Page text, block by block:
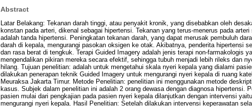
Abstract
Latar Belakang: Tekanan darah tinggi, atau penyakit kronik, yang disebabkan oleh
konstan pada arteri, dikenal sebagai hipertensi. Tekanan yang terus-menerus pada
adalah tanda hipertensi. Peningkatan tekanan darah, yang dapat merusak pembuluh
darah di kepala, mengurangi pasokan oksigen ke otak. Akibatnya, penderita hipertensi
dan rasa berat di tengkuk. Terapi Guided Imagery adalah jenis terapi non-farmakologis
mengendalikan pikiran mereka secara efektif, sehingga tubuh menjadi lebih rileks dan
hilang. Tujuan penelitian: adalah untuk mengetahui skala nyeri kepala yang dialami
dilakukan penerapan teknik Guided Imagery untuk mengurangi nyeri kepala di ruang
Meuraksa Jakarta Timur. Metode Penelitian: penelitian ini menggunakan metode
kasus. Subjek dalam penelitian ini adalah 2 orang dewasa dengan diagnosa hipertensi.
pasien mulai dari pengkajian pada pasien nyeri kepala dilanjutkan dengan intervensi
mengurangi nyeri kepala. Hasil Penelitian: Setelah dilakukan intervensi keperawatan